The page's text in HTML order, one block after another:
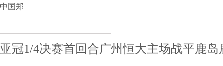
中国郑
亚冠1/4决赛首回合广州恒大主场战平鹿岛